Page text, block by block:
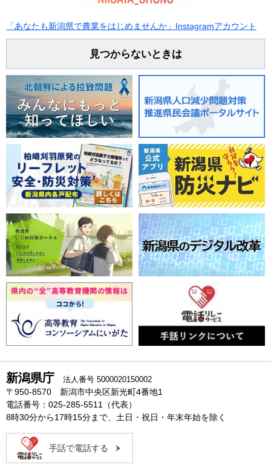
「あなたも新潟県で農業をはじめませんか」Instagramアカウント
見つからないときは
新潟県庁 法人番号 5000020150002
〒950-8570 新潟市中央区新光町4番地1
電話番号：025-285-5511（代表）
8時30分から17時15分まで、土日・祝日・年末年始を除く
手話で電話する